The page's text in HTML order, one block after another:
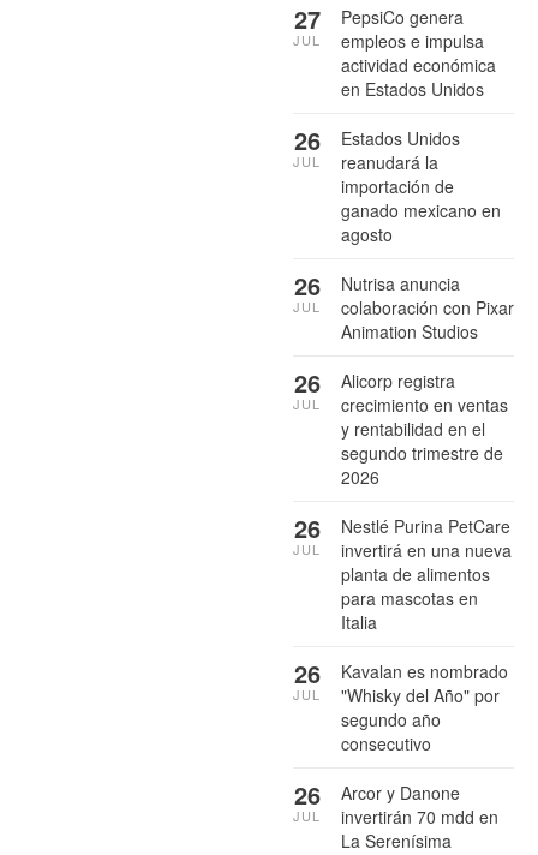
PepsiCo genera
empleos e impulsa
actividad económica
en Estados Unidos
27
JUL
Estados Unidos
reanudará la
importación de
ganado mexicano en
agosto
26
JUL
Nutrisa anuncia
colaboración con Pixar
Animation Studios
26
JUL
Alicorp registra
crecimiento en ventas
y rentabilidad en el
segundo trimestre de
2026
26
JUL
Nestlé Purina PetCare
invertirá en una nueva
planta de alimentos
para mascotas en
Italia
26
JUL
Kavalan es nombrado
"Whisky del Año" por
segundo año
consecutivo
26
JUL
Arcor y Danone
invertirán 70 mdd en
La Serenísima
26
JUL